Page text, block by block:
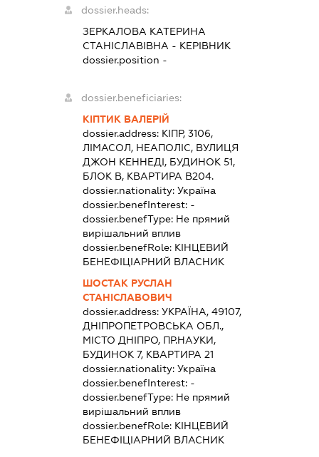
dossier.heads:
ЗЕРКАЛОВА КАТЕРИНА
СТАНІСЛАВІВНА - КЕРІВНИК
dossier.position -
dossier.beneficiaries:
КІПТИК ВАЛЕРІЙ
dossier.address: КІПР, 3106,
ЛІМАСОЛ, НЕАПОЛІС, ВУЛИЦЯ
ДЖОН КЕННЕДІ, БУДИНОК 51,
БЛОК В, КВАРТИРА В204.
dossier.nationality:Україна
dossier.benefInterest: -
dossier.benefType: Не прямий
вирішальний вплив
dossier.benefRole: КІНЦЕВИЙ
БЕНЕФІЦІАРНИЙ ВЛАСНИК
ШОСТАК РУСЛАН
СТАНІСЛАВОВИЧ
dossier.address:УКРАЇНА, 49107,
ДНІПРОПЕТРОВСЬКА ОБЛ.,
МІСТО ДНІПРО, ПР.НАУКИ,
БУДИНОК 7, КВАРТИРА 21
dossier.nationality:Україна
dossier.benefInterest: -
dossier.benefType: Не прямий
вирішальний вплив
dossier.benefRole: КІНЦЕВИЙ
БЕНЕФІЦІАРНИЙ ВЛАСНИК